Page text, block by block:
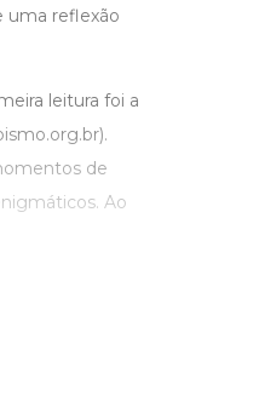
uma reflexão
leitura foi a
de
Ao